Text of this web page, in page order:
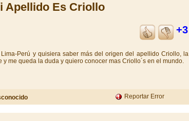
Apellido Es Criollo
+3
Perú y quisiera saber más del origen del apellido Criollo, la
me queda la duda y quiero conocer mas Criollo´s en el mundo.
Reportar Error